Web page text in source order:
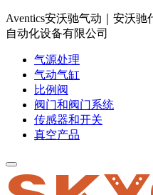
Aventics安沃驰气动｜安沃
自动化设备有限公司
气源处理
气动气缸
比例阀
阀门和阀门系统
传感器和开关
真空产品